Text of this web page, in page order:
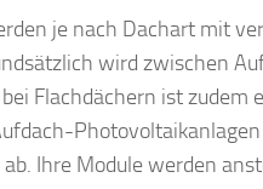
je nach Dachart mit
wird zwischen
Flachdächern ist zudem
Ihre Module werden